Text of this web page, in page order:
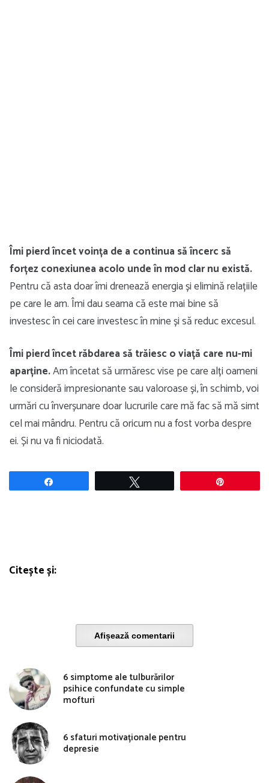
Îmi pierd încet voința de a continua să încerc să
forțez conexiunea acolo unde în mod clar nu există.
Pentru că asta doar îmi drenează energia și elimină relațiile
pe care le am. Îmi dau seama că este mai bine să
investesc în cei care investesc în mine și să reduc excesul.
Îmi pierd încet răbdarea să trăiesc o viață care nu-mi
aparține.Am încetat să urmăresc vise pe care alți oameni
le consideră impresionante sau valoroase și, în schimb, voi
urmări cu înverșunare doar lucrurile care mă fac să mă simt
cel mai mândru. Pentru că oricum nu a fost vorba despre
ei. Și nu va fi niciodată.
Citește și:
Afișează comentarii
6 simptome ale tulburărilor
psihice confundate cu simple
mofturi
6 sfaturi motivaționale pentru
depresie